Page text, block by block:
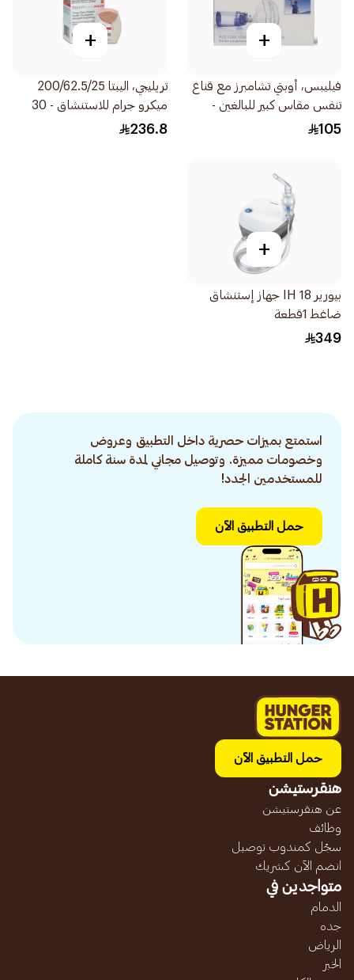
+
فيليبس، أوبتي تشامبرز مع قناع
تنفس مقاس كبير للبالغين -
1قطعة
105
+
تريليجي، اليبتا 200/62.5/25
ميكرو جرام للاستنشاق - 30
جرعة 1قطعة
236.8
+
بيورير IH 18 جهاز إستنشاق
ضاغط 1قطعة
349
استمتع بميزات حصرية داخل التطبيق وعروض
وخصومات مميزة. وتوصيل مجاني لمدة سنة كاملة
للمستخدمين الجدد!
حمل التطبيق الآن
حمل التطبيق الآن
هنقرستيشن
عن هنقرستيشن
وظائف
سجّل كمندوب توصيل
انضم الآن كشريك
متواجدين في
الدمام
جده
الرياض
الخبر